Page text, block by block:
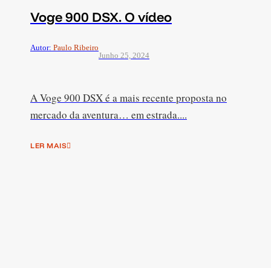
Voge 900 DSX. O vídeo
Autor: Paulo Ribeiro
Junho 25, 2024
A Voge 900 DSX é a mais recente proposta no
mercado da aventura… em estrada....
LER MAIS